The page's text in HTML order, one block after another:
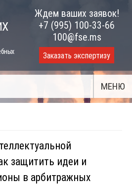
Ждем ваших заявок!
+7 (995) 100-33-66
100@fse.ms
Заказать экспертизу
МЕНЮ
защитить идеи и
в арбитражных